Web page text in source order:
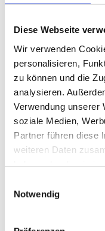
Diese Webseite
Wir verwenden
personalisieren,
zu können und die
analysieren.
Verwendung unserer
soziale Medien,
Partner führen diese
weiteren Daten
Notwendig
während
geltend
widerspricht
das
tatsächliche
Besteuerung
Das